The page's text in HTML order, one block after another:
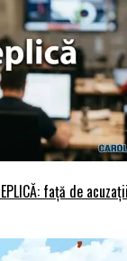
față de